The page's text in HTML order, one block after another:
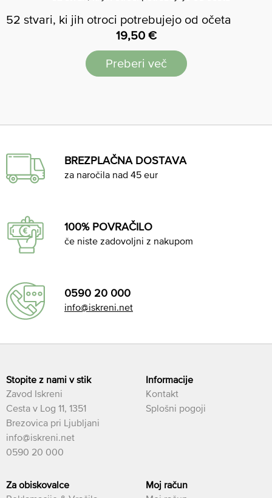
52 stvari, ki jih otroci potrebujejo od očeta
19,50 €
Preberi več
BREZPLAČNA DOSTAVA
za naročila nad 45 eur
100% POVRAČILO
če niste zadovoljni z nakupom
0590 20 000
info@iskreni.net
Stopite z nami v stik
Zavod Iskreni
Cesta v Log 11, 1351
Brezovica pri Ljubljani
info@iskreni.net
0590 20 000
Informacije
Kontakt
Splošni pogoji
Za obiskovalce
Moj račun